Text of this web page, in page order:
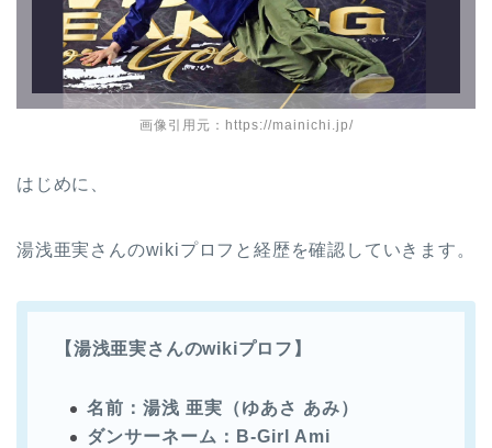
画像引用元：https://mainichi.jp/
はじめに、
湯浅亜実さんのwikiプロフと経歴を確認していきます。
【湯浅亜実さんのwikiプロフ】
名前：湯浅 亜実（ゆあさ あみ）
ダンサーネーム：B-Girl Ami